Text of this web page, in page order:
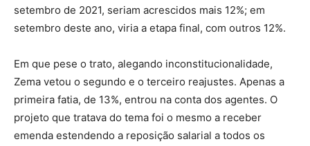
setembro de 2021, seriam acrescidos mais 12%; em
setembro deste ano, viria a etapa final, com outros 12%.
Em que pese o trato, alegando inconstitucionalidade,
Zema vetou o segundo e o terceiro reajustes. Apenas a
primeira fatia, de 13%, entrou na conta dos agentes. O
projeto que tratava do tema foi o mesmo a receber
emenda estendendo a reposição salarial a todos os